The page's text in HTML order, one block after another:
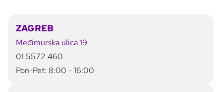
ZAGREB
Međimurska ulica 19
01 5572 460
Pon-Pet: 8:00 - 16:00